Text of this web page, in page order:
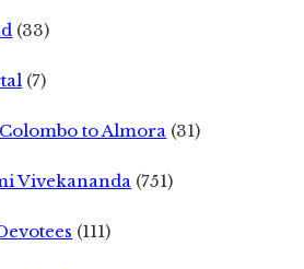
(33)
(7)
to Almora (31)
Vivekananda (751)
(111)